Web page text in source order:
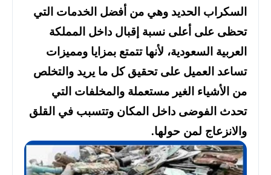
السكراب الحديد وهي من أفضل الخدمات التي
تحظى على أعلى نسبة إقبال داخل المملكة
العربية السعودية، لأنها تتمتع بمزايا ومميزات
تساعد العميل على تحقيق كل ما يريد والتخلص
من الأشياء الغير مستعملة والمخلفات التي
تحدث الفوضى داخل المكان وتتسبب في القلق
والانزعاج لمن حولها.